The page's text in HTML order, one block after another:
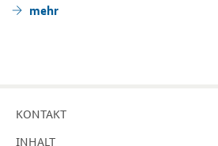
mehr
KON­TAKT
IN­HALT